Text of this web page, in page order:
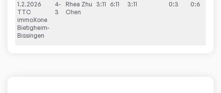
1.2.2026
TTC
immoXone
Bietigheim-
Bissingen
4-
3
Rhea Zhu
Chen
3:11 6:11 3:11 0:3 0:6